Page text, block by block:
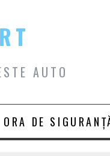
AUTO
ORA DE